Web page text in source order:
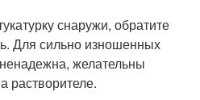
снаружи, обратите
Для сильно изношенных
желательны
растворителе.